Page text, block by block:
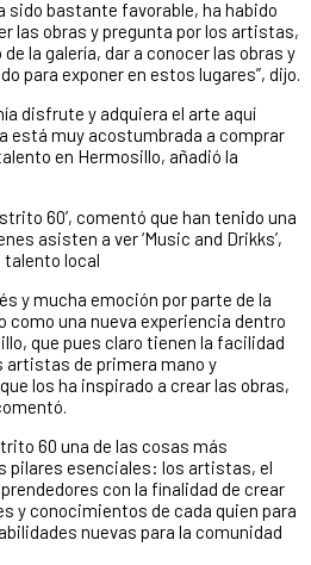
sido bastante favorable, ha habido
las obras y pregunta por los artistas,
la galería, dar a conocer las obras y
para exponer en estos lugares”, dijo.
disfrute y adquiera el arte aquí
está muy acostumbrada a comprar
en Hermosillo, añadió la
60’, comentó que han tenido una
asisten a ver ‘Music and Drikks’,
talento local
y mucha emoción por parte de la
como una nueva experiencia dentro
que pues claro tienen la facilidad
artistas de primera mano y
los ha inspirado a crear las obras,
60 una de las cosas más
pilares esenciales: los artistas, el
con la finalidad de crear
y conocimientos de cada quien para
nuevas para la comunidad